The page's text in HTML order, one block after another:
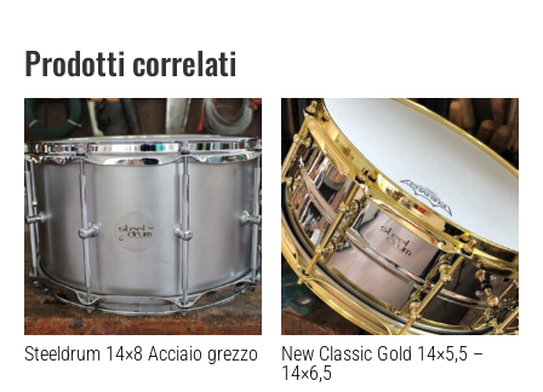
Prodotti correlati
Steeldrum 14×8 Acciaio grezzo
New Classic Gold 14×5,5 –
14×6,5